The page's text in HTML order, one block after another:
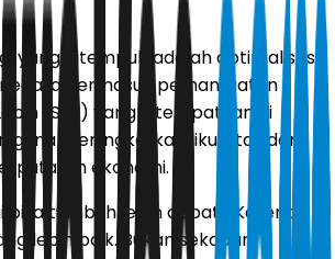
yang ditempuh adalah optimalisasi
termasuk pemanfaatan
(SAL) yang ditempatkan di
meningkatkan likuiditas dan
ekonomi.
bisa tumbuh lebih cepat? Karena
lebih baik. Bukan sekadar